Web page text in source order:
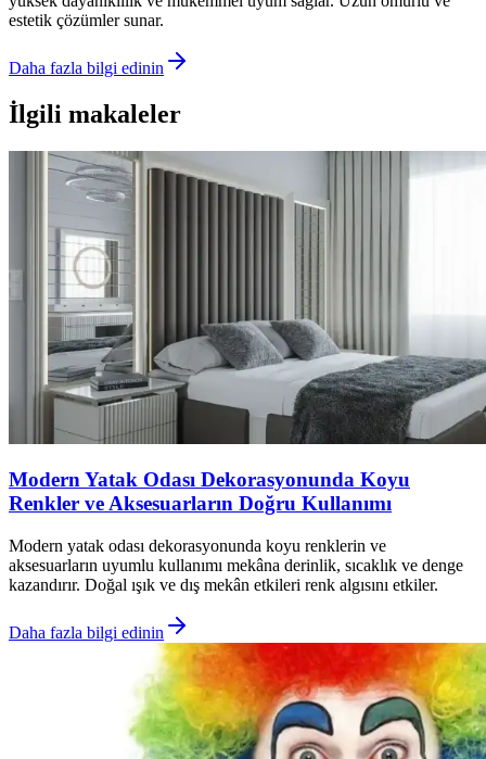
estetik çözümler sunar.
Daha fazla bilgi edinin
İlgili makaleler
Modern Yatak Odası Dekorasyonunda Koyu
Renkler ve Aksesuarların Doğru Kullanımı
Modern yatak odası dekorasyonunda koyu renklerin ve
aksesuarların uyumlu kullanımı mekâna derinlik, sıcaklık ve denge
kazandırır. Doğal ışık ve dış mekân etkileri renk algısını etkiler.
Daha fazla bilgi edinin